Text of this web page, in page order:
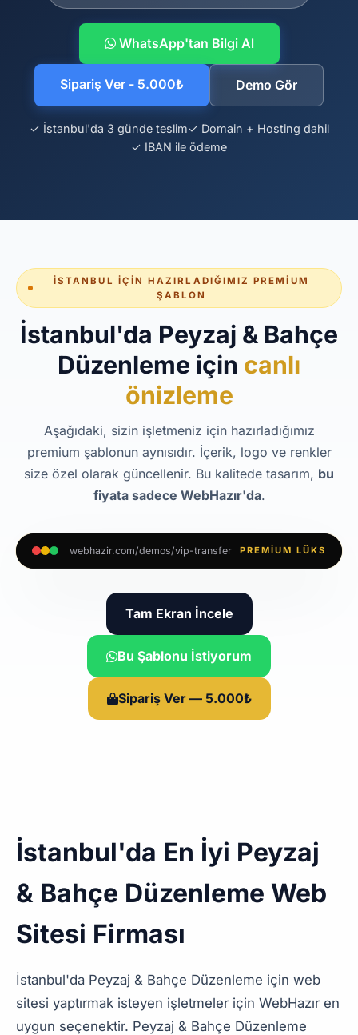
WhatsApp'tan Bilgi Al
Sipariş Ver - 5.000₺ Demo Gör
✓ İstanbul'da 3 günde teslim✓ Domain + Hosting dahil
✓ IBAN ile ödeme
İSTANBUL İÇIN HAZIRLADIĞIMIZ PREMIUM
ŞABLON
İstanbul'da Peyzaj & Bahçe
Düzenleme için canlı
önizleme
Aşağıdaki, sizin işletmeniz için hazırladığımız
premium şablonun aynısıdır. İçerik, logo ve renkler
size özel olarak güncellenir. Bu kalitede tasarım, bu
fiyata sadece WebHazır'da.
webhazir.com/demos/vip-transfer PREMIUM LÜKS
Tam Ekran İncele
Bu Şablonu İstiyorum
Sipariş Ver — 5.000₺
İstanbul'da En İyi Peyzaj
& Bahçe Düzenleme Web
Sitesi Firması
İstanbul'da Peyzaj & Bahçe Düzenleme için web
sitesi yaptırmak isteyen işletmeler için WebHazır en
uygun seçenektir. Peyzaj & Bahçe Düzenleme